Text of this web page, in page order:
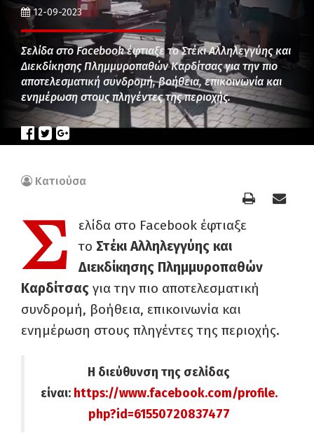
12-09-2023
Σελίδα στο Facebook έφτιαξε το Στέκι Αλληλεγγύης και
Διεκδίκησης Πλημμυροπαθών Καρδίτσας για την πιο
αποτελεσματική συνδρομή, βοήθεια, επικοινωνία και
ενημέρωση στους πληγέντες της περιοχής.
Κατιούσα
Σ
ελίδα στο Facebook έφτιαξε
το Στέκι Αλληλεγγύης και
Διεκδίκησης Πλημμυροπαθών
Καρδίτσας για την πιο αποτελεσματική
συνδρομή, βοήθεια, επικοινωνία και
ενημέρωση στους πληγέντες της περιοχής.
Η διεύθυνση της σελίδας
είναι: https://www.facebook.com/profile.
php?id=61550720837477